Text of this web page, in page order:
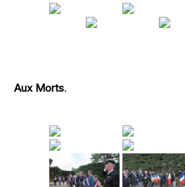
Aux Morts.